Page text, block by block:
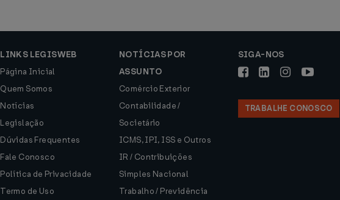
LINKS LEGISWEB
Página Inicial
Quem Somos
Notícias
Legislação
Dúvidas Frequentes
Fale Conosco
Política de Privacidade
Termo de Uso
NOTÍCIAS POR
ASSUNTO
Comércio Exterior
Contabilidade /
Societário
ICMS, IPI, ISS e Outros
IR / Contribuições
Simples Nacional
Trabalho / Previdência
SIGA-NOS
TRABALHE CONOSCO